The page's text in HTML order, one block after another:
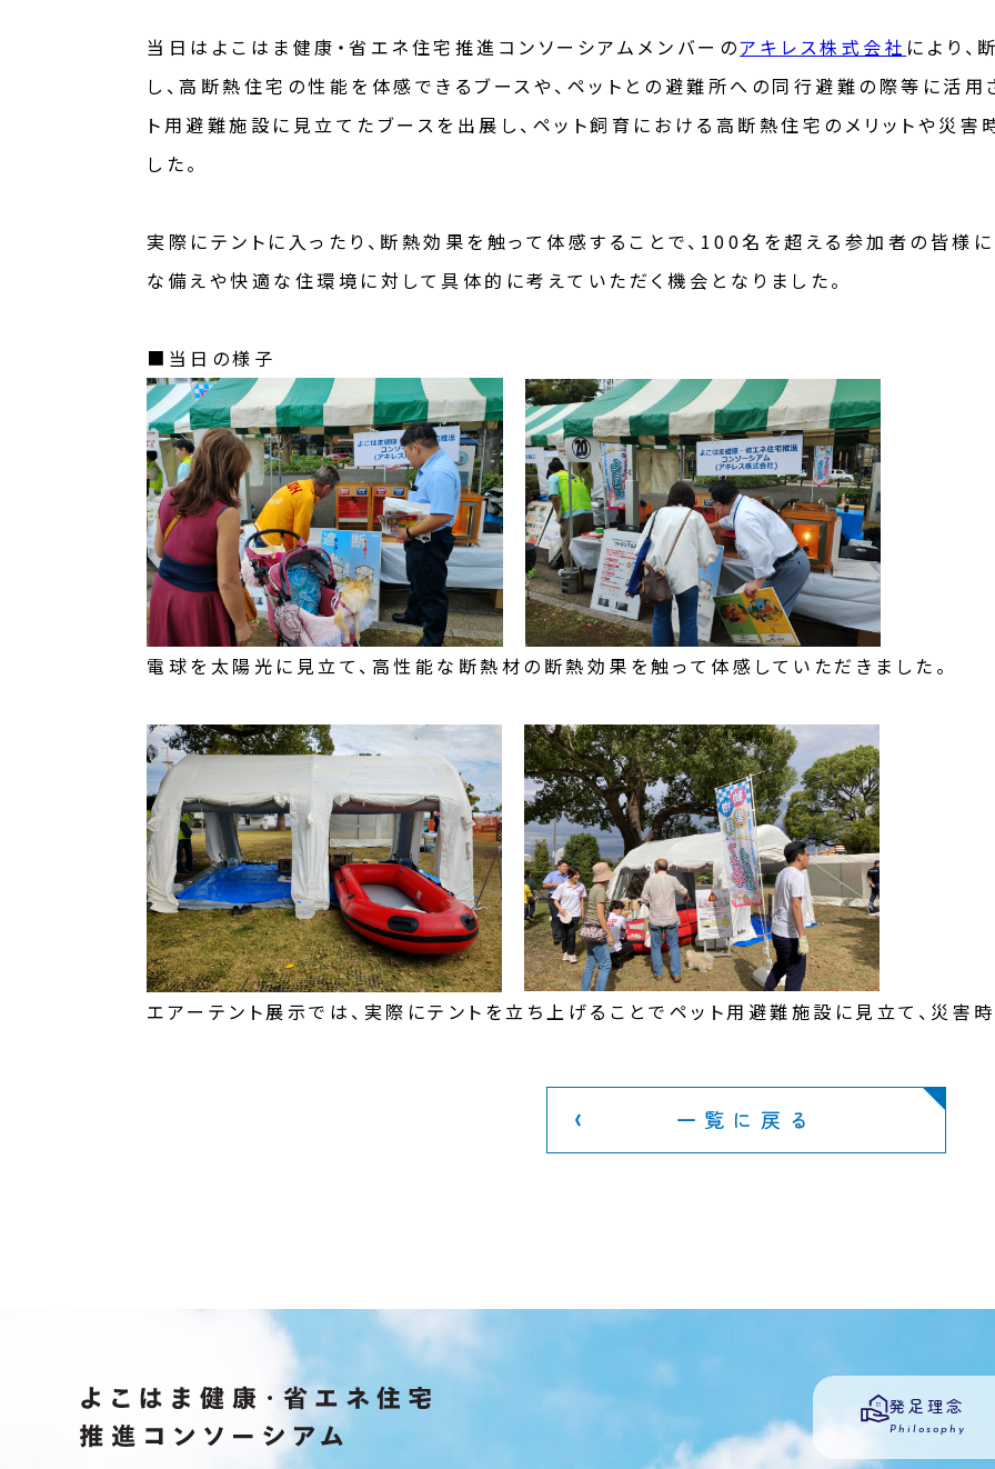
当日はよこはま健康・省エネ住宅推進コンソーシアムメンバーのアキレス株式会社 により
し、高断熱住宅の性能を体感できるブースや、ペットとの避難所への同行避難の際等に活用
ト用避難施設に見立てたブースを出展し、ペット飼育における高断熱住宅のメリットや災
した。
実際にテントに入ったり、断熱効果を触って体感することで、100名を超える参加者の皆様
な備えや快適な住環境に対して具体的に考えていただく機会となりました。
■当日の様子
電球を太陽光に見立て、高性能な断熱材の断熱効果を触って体感していただきました。
エアーテント展示では、実際にテントを立ち上げることでペット用避難施設に見立て、災害
一覧に戻る
発足理念
Philosophy